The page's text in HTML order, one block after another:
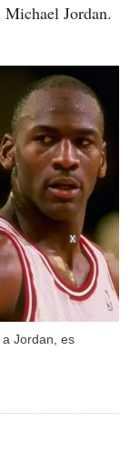
Jordan.
Jordan, es
X
X